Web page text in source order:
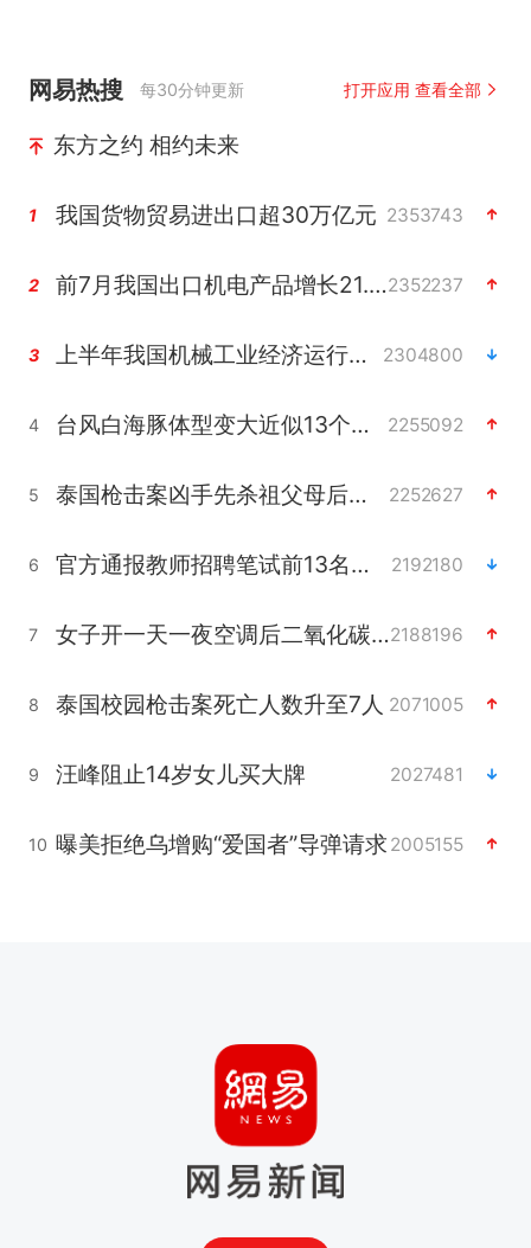
网易热搜 每30分钟更新 打开应用 查看全部
东方之约 相约未来
1 我国货物贸易进出口超30万亿元 2353743
2 前7月我国出口机电产品增长21.2%2352237
3 上半年我国机械工业经济运行稳中有进 2304800
4 台风白海豚体型变大近似13个浙江面积 2255092
5 泰国枪击案凶手先杀祖父母后行凶 2252627
6 官方通报教师招聘笔试前13名被淘汰 2192180
7 女子开一天一夜空调后二氧化碳中毒2188196
8 泰国校园枪击案死亡人数升至7人 2071005
9 汪峰阻止14岁女儿买大牌 2027481
10 曝美拒绝乌增购“爱国者”导弹请求 2005155